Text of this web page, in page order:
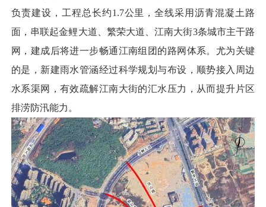
负责建设，工程总长约1.7公里，全线采用沥青混凝土路
面，串联起金鲤大道、繁荣大道、江南大街3条城市主干路
网，建成后将进一步畅通江南组团的路网体系。尤为关键
的是，新建雨水管涵经过科学规划与布设，顺势接入周边
水系渠网，有效疏解江南大街的汇水压力，从而提升片区
排涝防汛能力。